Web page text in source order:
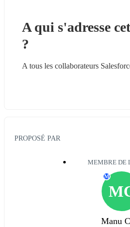
A qui s'adresse
?
A tous les collaborateurs
PROPOSÉ PAR
MEMBRE DE
M
Manu